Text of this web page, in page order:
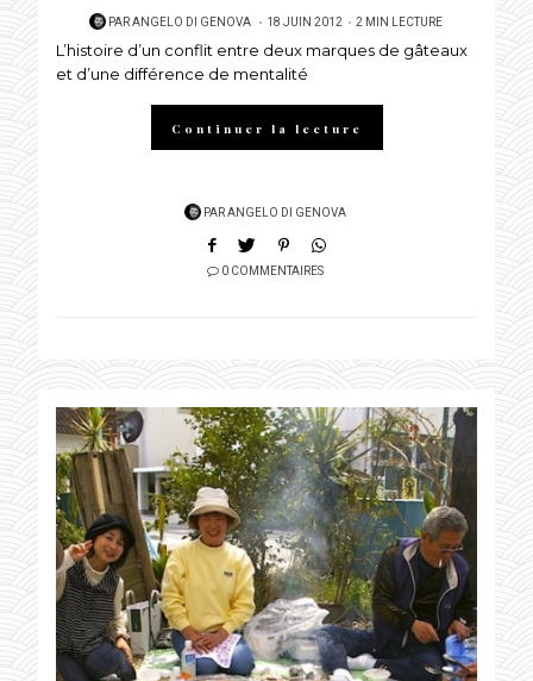
PARANGELO DI GENOVA
POSTED
ON
18 JUIN 2012 2 MIN LECTURE
L’histoire d’un conflit entre deux marques de gâteaux
et d’une différence de mentalité
Continuer la lecture
PARANGELO DI GENOVA
0 COMMENTAIRES